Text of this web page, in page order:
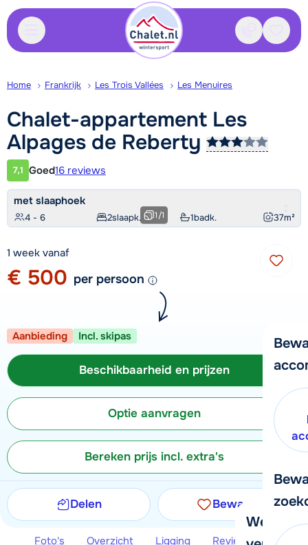
Contact
We
Home Frankrijk Les Trois Vallées Les Menuires
Chalet-appartement Les
Alpages de Reberty
Klantwaardering
7,1 Goed16 reviews
met slaaphoek
4 - 6 2slaapk. 1badk. 37m²
1/1
1 week vanaf
€ 500 per persoon
Aanbieding Incl. skipas
Beschikbaarheid en prijzen
Optie aanvragen
Bereken prijs incl. extra's
Delen Bewaren
Foto's Overzicht Ligging Reviews